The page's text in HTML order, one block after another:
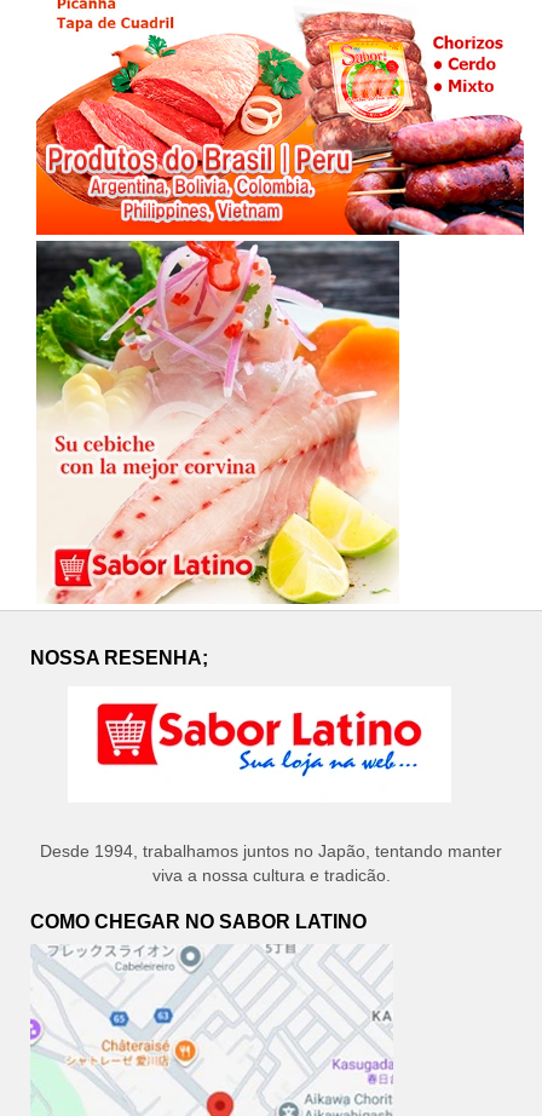
NOSSA RESENHA;
Desde 1994, trabalhamos juntos no Japão, tentando manter
viva a nossa cultura e tradicão.
COMO CHEGAR NO SABOR LATINO